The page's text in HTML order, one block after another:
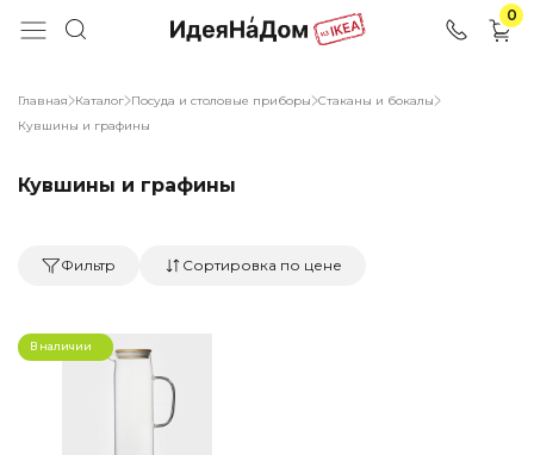
0
Главная Каталог Посуда и столовые приборы Стаканы и бокалы
Кувшины и графины
Кувшины и графины
Фильтр Сортировка по цене
В наличии